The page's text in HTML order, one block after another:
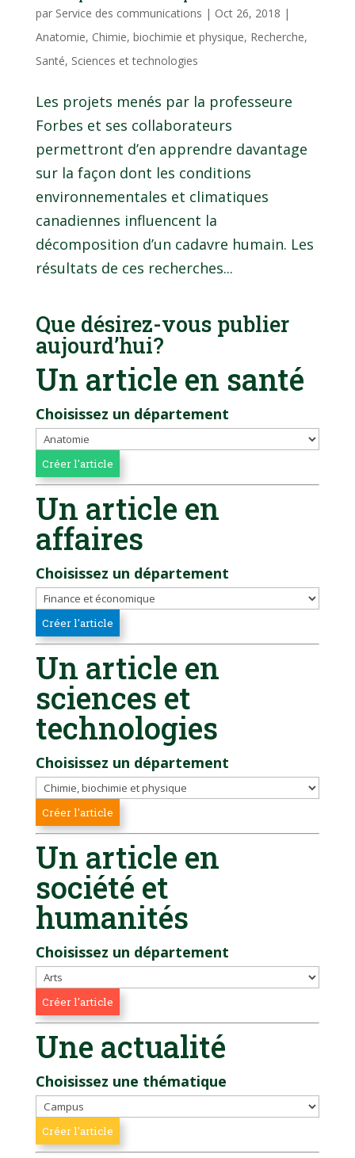
par Service des communications | Oct 26, 2018 |
Anatomie, Chimie, biochimie et physique, Recherche,
Santé, Sciences et technologies
Les projets menés par la professeure
Forbes et ses collaborateurs
permettront d’en apprendre davantage
sur la façon dont les conditions
environnementales et climatiques
canadiennes influencent la
décomposition d’un cadavre humain. Les
résultats de ces recherches...
Que désirez-vous publier
aujourd’hui?
Un article en santé
Choisissez un département
Un article en
affaires
Choisissez un département
Un article en
sciences et
technologies
Choisissez un département
Un article en
société et
humanités
Choisissez un département
Une actualité
Choisissez une thématique